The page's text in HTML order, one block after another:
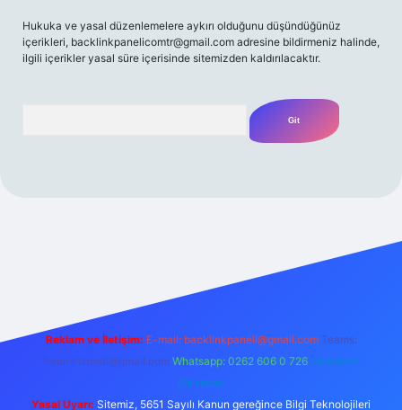
Hukuka ve yasal düzenlemelere aykırı olduğunu düşündüğünüz
içerikleri, backlinkpanelicomtr@gmail.com adresine bildirmeniz halinde,
ilgili içerikler yasal süre içerisinde sitemizden kaldırılacaktır.
m elexbet
Reklam ve İletişim: E-mail: backlinkpaneli@gmail.com Teams:
forumhizmeti@gmail.com Whatsapp: 0262 606 0 726 Telegram:
@karabul
Yasal Uyarı: Sitemiz, 5651 Sayılı Kanun gereğince Bilgi Teknolojileri